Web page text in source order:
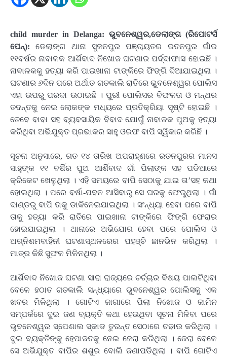
child murder in Delanga: ଭୁବନେଶ୍ୱର,ଡେଲାଙ୍ଗ (ରିପୋଟର୍ସ
ପେନ୍‌): ଡେଲାଙ୍ଗ ଥାନା ସୁଜନପୁର ପଞ୍ଚାୟତର ରତନପୁର ଗାଁର
୧୧ବର୍ଷର ନାବାଳକ ଆର୍ଶିବାଦ ନିଖୋଜ ଘଟଣାର ପର୍ଦ୍ଦାଫାସ ହୋଇଛି ।
ନାବାଳକକୁ ହତ୍ୟା କରି ପାଇଖାନା ଟାଙ୍କିରେ ଫିଙ୍ଗି ଦିଆଯାଇଥିଲା ।
ଘଟଣାର ୬ଦିନ ପରେ ଅର୍ଥାତ ଗତକାଲି ରାତିରେ ଭୁବନେଶ୍ୱର ପୋଲିସ
ଏହା ଉପରୁ ପରଦା ଉଠାଇଛି । ପୁରୀ ପୋଲିସର ବିଫଳତା ଓ ମନ୍ଥର
ତଦନ୍ତକୁ ନେଇ ଲୋକଙ୍କ ମଧ୍ୟରେ ପ୍ରତିକ୍ରିୟା ସୃଷ୍ଟି ହୋଇଛି ।
ତେବେ ବାବା ସହ ବ୍ୟବସାୟିକ ବିବାଦ ଯୋଗୁଁ ନାବାଳକ ପୁଅକୁ ହତ୍ୟା
କରିଥିବା ଅଭିଯୁକ୍ତ ପ୍ରଭାକର ସାହୁ ଓରଫ ବାପି ସ୍ୱିକାର କରିଛି ।
ସୂଚନା ଅନୁସାରେ, ଗତ ୧୪ ତାରିଖ ଅପରାହ୍ଣରେ ରତନପୁରର ମାନସ
ସାହୁଙ୍କ ୧୧ ବର୍ଷିର ପୁଅ ଆର୍ଶିବାଦ ଗାଁ ପିଲାଙ୍କ ସହ ପଡିଆରେ
କ୍ରିକେଟ ଖେଳୁଥିଲା । ଏହି ସମୟରେ ବାପି ସେଠାକୁ ଯାଇ ତା’ସହ କଥା
ହୋଇଥିଲା । ପରେ ବର୍ଷା-ପବନ ଆସିବାରୁ ସେ ଘରକୁ ଫେରୁ୍‌ଥିଲା । ଗାଁ
ଦାଣ୍ଡରୁ ବାପି ତାକୁ ଡାକିନେଇଯାଇଥିଲା । ସଂନ୍ଧ୍ୟା ହେବା ପରେ ବାପି
ତାକୁ ହତ୍ୟା କରି ରାତିରେ ପାଇଖାନା ଟାଙ୍କିରେ ଫିଙ୍ଗି ଫେରାର
ହୋଇଯାଇଥିଲା । ଥାନାରେ ଅଭିଯୋଗ ହେବା ପରେ ପୋଲିସ ଓ
ଅଗ୍ନିଶମବାହିିନୀ ଘଟଣାସ୍ଥଳରେର ପହଞ୍ଚି ଛାନଭିନ କରିଥିଲା ।
ମାତ୍ର କିଛି ସୁଫଳ ମିଳିନଥିଲା ।
ଆର୍ଶିବାଦ ନିଖୋଜ ଘଟଣା ସାରା ରାଜ୍ୟରେ ଚର୍ଚ୍ଚାର ବିଷୟ ପାଲଟିଥିବା
ବେଳେ ହଠାତ ଗତକାଲି ସନ୍ଧ୍ୟାରେ ଭୁବନେଶ୍ୱର ପୋଲିସକୁ ଏକ
ଖବର ମିଳିଥିଲା । ଗୋଟିଏ ଜାଗାରେ ପିଲା ନିଖୋଜ ଓ ଜାମିନ
ସମ୍ପର୍କରେ ଦୁଇ ଜଣ ବ୍ୟକ୍ତି କଥା ହେଉଥିବା ସୂଚନା ମିଳିବା ପରେ
ଭୁବନେଶ୍ୱର ସ୍ପେଶାଲ ସ୍କାଡ ତୁରନ୍ତ ସେଠାରେ ଚଢାଉ କରିଥିଲା ।
ଦୁଇ ବ୍ୟକ୍ତିଙ୍କୁ ହେପାଜତକୁ ନେଇ ଜେରା କରିଥିଲା । ଜେରା ବେଳେ
ସେ ଅଭିଯୁକ୍ତ ବାପିର ଶଶୁର ବୋଲି ଜଣାପଡିଥିଲା । ବାପି ଗୋଟିଏ